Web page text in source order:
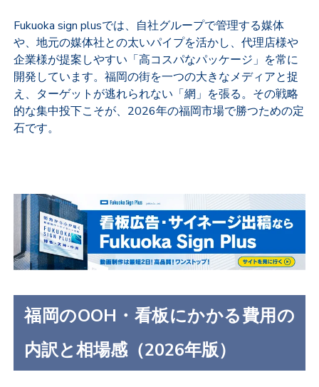
Fukuoka sign plusでは、自社グループで管理する媒体
や、地元の媒体社との太いパイプを活かし、代理店様や
企業様が提案しやすい「高コスパなパッケージ」を常に
開発しています。福岡の街を一つの大きなメディアと捉
え、ターゲットが逃れられない「網」を張る。その戦略
的な集中投下こそが、2026年の福岡市場で勝つための定
石です。
福岡のOOH・看板にかかる費用の
内訳と相場感（2026年版）